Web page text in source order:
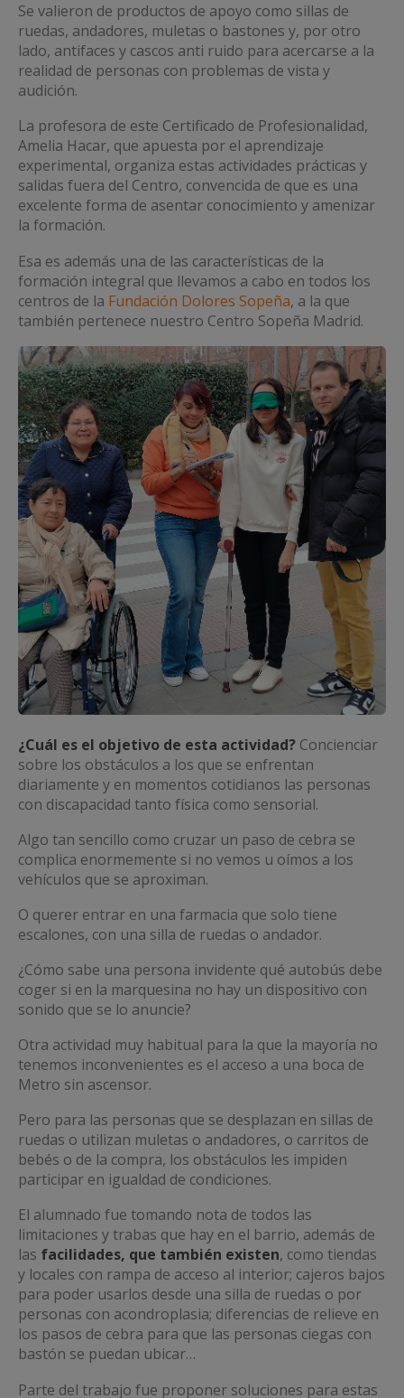
Se valieron de productos de apoyo como sillas de
ruedas, andadores, muletas o bastones y, por otro
lado, antifaces y cascos anti ruido para acercarse a la
realidad de personas con problemas de vista y
audición.
La profesora de este Certificado de Profesionalidad,
Amelia Hacar, que apuesta por el aprendizaje
experimental, organiza estas actividades prácticas y
salidas fuera del Centro, convencida de que es una
excelente forma de asentar conocimiento y amenizar
la formación.
Esa es además una de las características de la
formación integral que llevamos a cabo en todos los
centros de la Fundación Dolores Sopeña, a la que
también pertenece nuestro Centro Sopeña Madrid.
¿Cuál es el objetivo de esta actividad? Concienciar
sobre los obstáculos a los que se enfrentan
diariamente y en momentos cotidianos las personas
con discapacidad tanto física como sensorial.
Algo tan sencillo como cruzar un paso de cebra se
complica enormemente si no vemos u oímos a los
vehículos que se aproximan.
O querer entrar en una farmacia que solo tiene
escalones, con una silla de ruedas o andador.
¿Cómo sabe una persona invidente qué autobús debe
coger si en la marquesina no hay un dispositivo con
sonido que se lo anuncie?
Otra actividad muy habitual para la que la mayoría no
tenemos inconvenientes es el acceso a una boca de
Metro sin ascensor.
Pero para las personas que se desplazan en sillas de
ruedas o utilizan muletas o andadores, o carritos de
bebés o de la compra, los obstáculos les impiden
participar en igualdad de condiciones.
El alumnado fue tomando nota de todos las
limitaciones y trabas que hay en el barrio, además de
las facilidades, que también existen, como tiendas
y locales con rampa de acceso al interior; cajeros bajos
para poder usarlos desde una silla de ruedas o por
personas con acondroplasia; diferencias de relieve en
los pasos de cebra para que las personas ciegas con
bastón se puedan ubicar…
Parte del trabajo fue proponer soluciones para estas